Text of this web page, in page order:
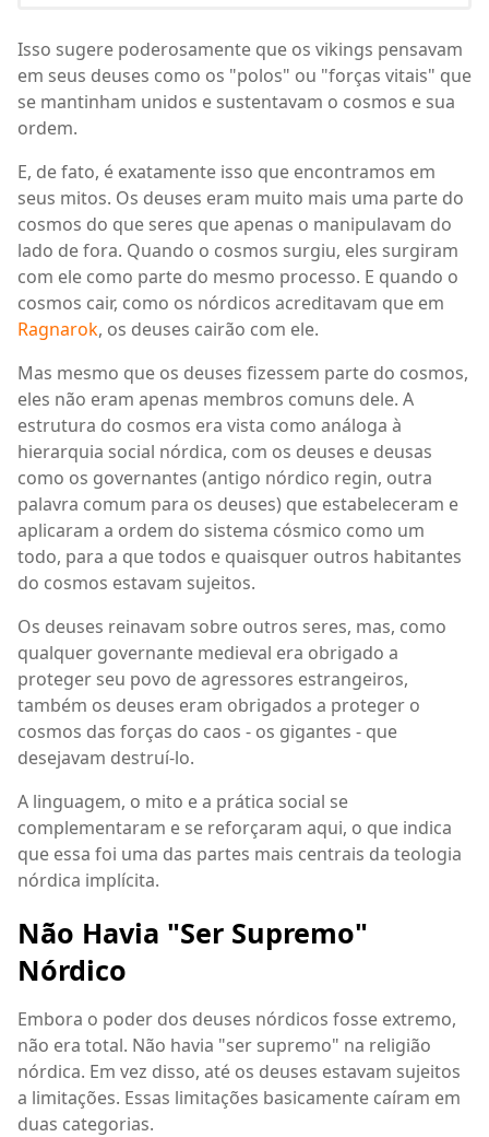
Isso sugere poderosamente que os vikings pensavam
em seus deuses como os "polos" ou "forças vitais" que
se mantinham unidos e sustentavam o cosmos e sua
ordem.
E, de fato, é exatamente isso que encontramos em
seus mitos. Os deuses eram muito mais uma parte do
cosmos do que seres que apenas o manipulavam do
lado de fora. Quando o cosmos surgiu, eles surgiram
com ele como parte do mesmo processo. E quando o
cosmos cair, como os nórdicos acreditavam que em
Ragnarok, os deuses cairão com ele.
Mas mesmo que os deuses fizessem parte do cosmos,
eles não eram apenas membros comuns dele. A
estrutura do cosmos era vista como análoga à
hierarquia social nórdica, com os deuses e deusas
como os governantes (antigo nórdico regin, outra
palavra comum para os deuses) que estabeleceram e
aplicaram a ordem do sistema cósmico como um
todo, para a que todos e quaisquer outros habitantes
do cosmos estavam sujeitos.
Os deuses reinavam sobre outros seres, mas, como
qualquer governante medieval era obrigado a
proteger seu povo de agressores estrangeiros,
também os deuses eram obrigados a proteger o
cosmos das forças do caos - os gigantes - que
desejavam destruí-lo.
A linguagem, o mito e a prática social se
complementaram e se reforçaram aqui, o que indica
que essa foi uma das partes mais centrais da teologia
nórdica implícita.
Não Havia "Ser Supremo"
Nórdico
Embora o poder dos deuses nórdicos fosse extremo,
não era total. Não havia "ser supremo" na religião
nórdica. Em vez disso, até os deuses estavam sujeitos
a limitações. Essas limitações basicamente caíram em
duas categorias.